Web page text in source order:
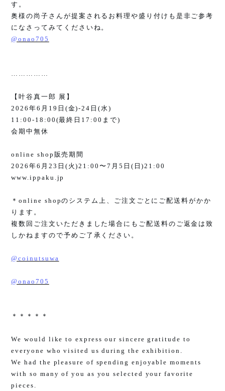
す。
奥様の尚子さんが提案されるお料理や盛り付けも是非ご参考
になさってみてくださいね。
@onao705
……………
【叶谷真一郎 展】
2026年6 月 19 日 (金)-24 日(水)
11:00-18:00(最終日 17:00 まで)
会期中無休
online shop 販売期間
2026年6 月 23 日 ( 火)21:00 〜 7 月 5 日 ( 日)21:00
www.ippaku.jp
＊online shopのシステム上、ご注文ごとにご配送料がかか
ります。
複数回ご注文いただきました場合にもご配送料のご返金は致
しかねますので予めご了承ください。
@coinutsuwa
@onao705
＊＊＊＊＊
We would like to express our sincere gratitude to
everyone who visited us during the exhibition.
We had the pleasure of spending enjoyable moments
with so many of you as you selected your favorite
pieces.